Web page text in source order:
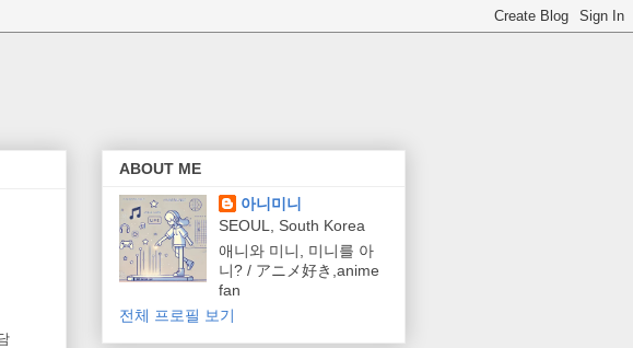
ABOUT ME
아니미니
SEOUL, South Korea
애니와 미니, 미니를 아
니? / アニメ好き,anime
fan
전체 프로필 보기